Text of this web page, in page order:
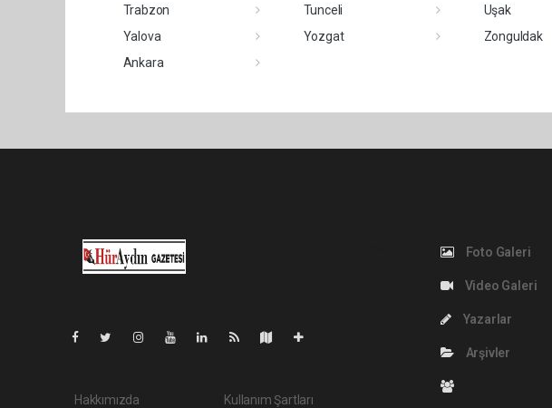
Trabzon
Tunceli Uşak
Yalova
Yozgat Zonguldak
Ankara
Hakkımızda Kullanım Şartları
Foto Galeri
Video Galeri
Yazarlar
Arşivler